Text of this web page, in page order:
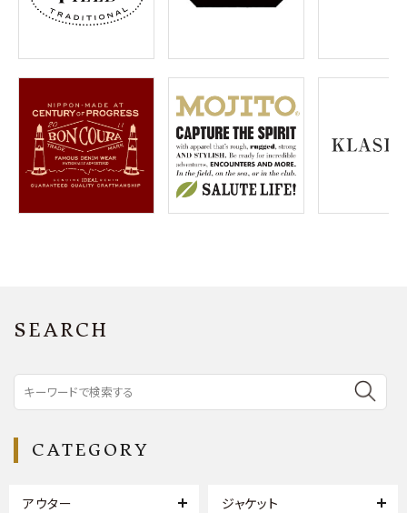
OFFICIAL WEB SITE
meeting_room ログイン 会員登録
SEARCH
CATEGORY
アウター ジャケット